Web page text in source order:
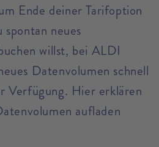
Ende deiner Tarifoption
neues
willst, bei ALDI
Datenvolumen schnell
Verfügung. Hier erklären
aufladen